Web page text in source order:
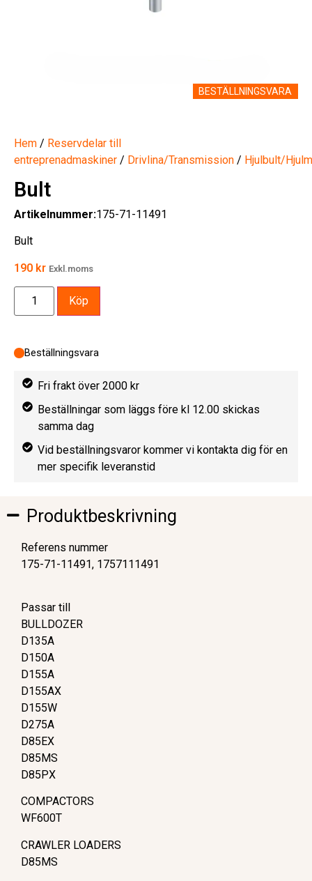
BESTÄLLNINGSVARA
Hem / Reservdelar till
entreprenadmaskiner / Drivlina/Transmission / Hjulbult/
Bult
Artikelnummer:175-71-11491
Bult
190 kr Exkl.moms
Beställningsvara
Köp
Fri frakt över 2000 kr
Beställningar som läggs före kl 12.00 skickas
samma dag
Vid beställningsvaror kommer vi kontakta dig för en
mer specifik leveranstid
Produktbeskrivning
Referens nummer
175-71-11491, 1757111491
Passar till
BULLDOZER
D135A
D150A
D155A
D155AX
D155W
D275A
D85EX
D85MS
D85PX
COMPACTORS
WF600T
CRAWLER LOADERS
D85MS